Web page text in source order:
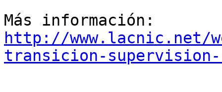
http://www.lacnic.net/
transicion-supervision-